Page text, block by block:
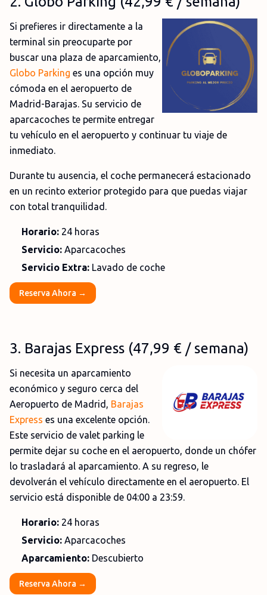
Si prefieres ir directamente a la
terminal sin preocuparte por
buscar una plaza de aparcamiento,
Globo Parking es una opción muy
cómoda en el aeropuerto de
Madrid-Barajas. Su servicio de
aparcacoches te permite entregar
tu vehículo en el aeropuerto y continuar tu viaje de
inmediato.
Durante tu ausencia, el coche permanecerá estacionado
en un recinto exterior protegido para que puedas viajar
con total tranquilidad.
Horario: 24 horas
Servicio: Aparcacoches
Servicio Extra: Lavado de coche
Reserva Ahora →
3. Barajas Express (47,99 € / semana)
Si necesita un aparcamiento
económico y seguro cerca del
Aeropuerto de Madrid, Barajas
Express es una excelente opción.
Este servicio de valet parking le
permite dejar su coche en el aeropuerto, donde un chófer
lo trasladará al aparcamiento. A su regreso, le
devolverán el vehículo directamente en el aeropuerto. El
servicio está disponible de 04:00 a 23:59.
Horario: 24 horas
Servicio: Aparcacoches
Aparcamiento: Descubierto
Reserva Ahora →